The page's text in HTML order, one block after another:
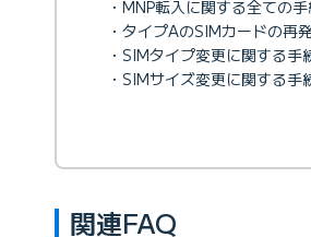
・MNP転入に関する全ての
・タイプAのSIMカードの再
・SIMタイプ変更に関する手
・SIMサイズ変更に関する手
関連FAQ